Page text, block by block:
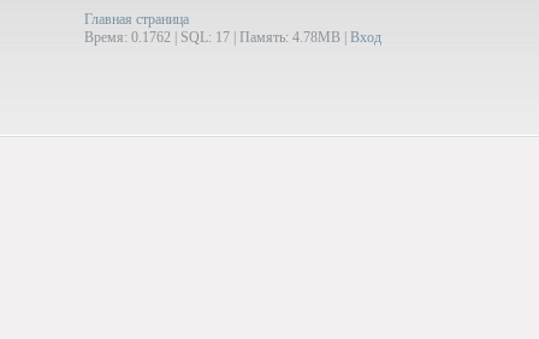
Главная страница
Время: 0.1762 | SQL: 17 | Память: 4.78MB Вход